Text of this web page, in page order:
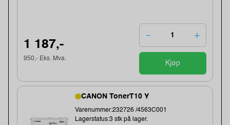
1 187,-
950,- Eks. Mva.
Kjøp
CANON TonerT10 Y
Varenummer:232726 /4563C001
Lagerstatus:3 stk på lager.